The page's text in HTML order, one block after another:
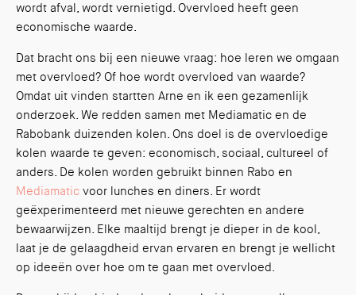
wordt afval, wordt vernietigd. Overvloed heeft geen
economische waarde.
Dat bracht ons bij een nieuwe vraag: hoe leren we omgaan
met overvloed? Of hoe wordt overvloed van waarde?
Omdat uit vinden startten Arne en ik een gezamenlijk
onderzoek. We redden samen met Mediamatic en de
Rabobank duizenden kolen. Ons doel is de overvloedige
kolen waarde te geven: economisch, sociaal, cultureel of
anders. De kolen worden gebruikt binnen Rabo en
Mediamatic voor lunches en diners. Er wordt
geëxperimenteerd met nieuwe gerechten en andere
bewaarwijzen. Elke maaltijd brengt je dieper in de kool,
laat je de gelaagdheid ervan ervaren en brengt je wellicht
op ideeën over hoe om te gaan met overvloed.